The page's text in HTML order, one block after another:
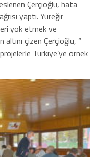
Çerçioğlu, hata
yaptı. Yüreğir
yok etmek ve
altını çizen Çerçioğlu, “
Türkiye’ye örnek